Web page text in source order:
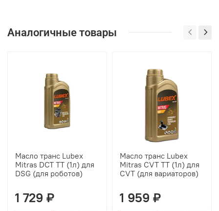
Аналогичные товары
Масло транс Lubex
Mitras DCT TT (1л) для
DSG (для роботов)
1 729 ₽
Масло транс Lubex
Mitras CVT TT (1л) для
CVT (для вариаторов)
1 959 ₽